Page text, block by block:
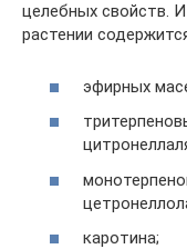
целебных свойств.
растении
эфирных
каротина;